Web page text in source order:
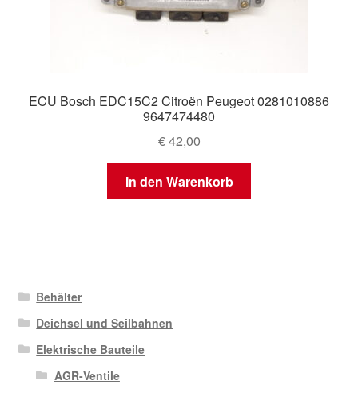
ECU Bosch EDC15C2 Citroën Peugeot 0281010886
9647474480
€42,00
In den Warenkorb
Behälter
Deichsel und Seilbahnen
Elektrische Bauteile
AGR-Ventile